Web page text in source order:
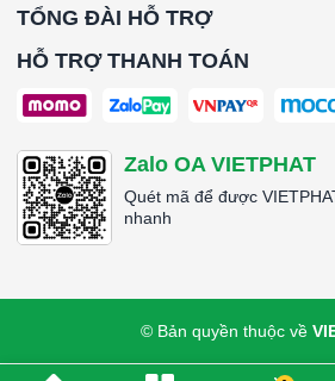
TỔNG ĐÀI HỖ TRỢ
HỖ TRỢ THANH TOÁN
Zalo OA VIETPHAT
Quét mã để được
nhanh
© Bản quyền thuộc về